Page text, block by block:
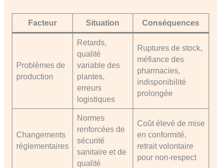
Facteur Situation Conséquences
Problèmes de
production
Retards,
qualité
variable des
plantes,
erreurs
logistiques
Ruptures de stock,
méfiance des
pharmacies,
indisponibilité
prolongée
Changements
réglementaires
Normes
renforcées de
sécurité
sanitaire et de
qualité
Coût élevé de mise
en conformité,
retrait volontaire
pour non-respect